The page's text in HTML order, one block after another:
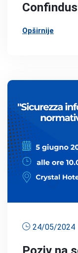
Opširnije
24/05/2024